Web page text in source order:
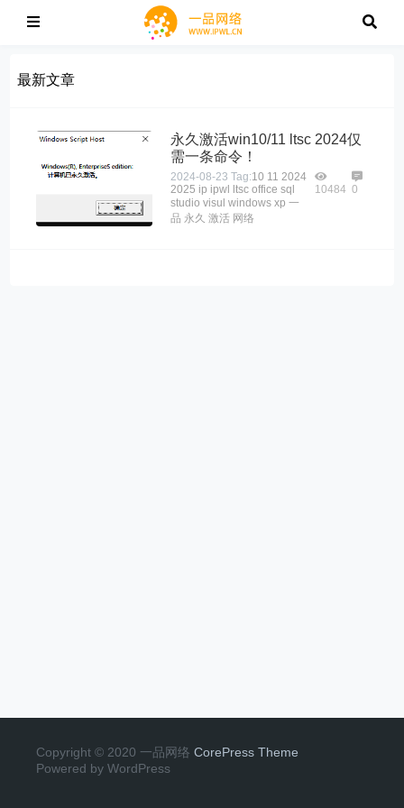
最新文章
永久激活win10/11 ltsc 2024仅
需一条命令！
2024-08-23 Tag:10 11 2024
2025 ip ipwl ltsc office sql
studio visul windows xp 一
品 永久 激活 网络
10484 0
Copyright © 2020 一品网络 CorePress Theme
Powered by WordPress